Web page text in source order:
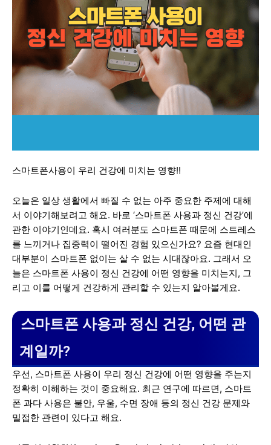
스마트폰사용이 우리 건강에 미치는 영향!!
오늘은 일상 생활에서 빠질 수 없는 아주 중요한 주제에 대해
서 이야기해보려고 해요. 바로 ‘스마트폰 사용과 정신 건강’에
관한 이야기인데요. 혹시 여러분도 스마트폰 때문에 스트레스
를 느끼거나 집중력이 떨어진 경험 있으신가요? 요즘 현대인
대부분이 스마트폰 없이는 살 수 없는 시대잖아요. 그래서 오
늘은 스마트폰 사용이 정신 건강에 어떤 영향을 미치는지, 그
리고 이를 어떻게 건강하게 관리할 수 있는지 알아볼게요.
스마트폰 사용과 정신 건강, 어떤 관
계일까?
우선, 스마트폰 사용이 우리 정신 건강에 어떤 영향을 주는지
정확히 이해하는 것이 중요해요. 최근 연구에 따르면, 스마트
폰 과다 사용은 불안, 우울, 수면 장애 등의 정신 건강 문제와
밀접한 관련이 있다고 해요.